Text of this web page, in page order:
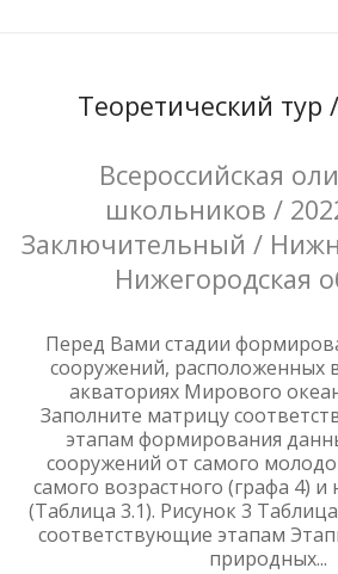
Теоретический тур
Всероссийская
школьников /
Заключительный /
Нижегородская
Перед Вами стадии
сооружений, расположенных
акваториях Мирового
Заполните матрицу
этапам формирования
сооружений от самого
самого возрастного (графа 4)
(Таблица 3.1). Рисунок 3
соответствующие этапам
природных...